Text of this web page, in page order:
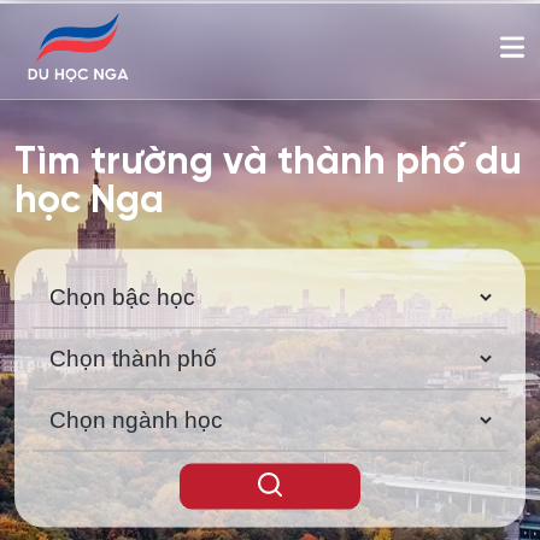
Tìm trường và thành phố du
học Nga